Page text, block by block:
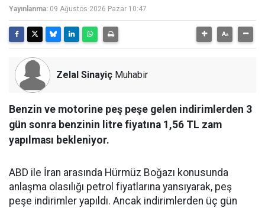
Yayınlanma: 09 Ağustos 2026 Pazar 10:47
Zelal Sinayiç Muhabir
Benzin ve motorine peş peşe gelen indirimlerden 3
gün sonra benzinin litre fiyatına 1,56 TL zam
yapılması bekleniyor.
ABD ile İran arasında Hürmüz Boğazı konusunda
anlaşma olasılığı petrol fiyatlarına yansıyarak, peş
peşe indirimler yapıldı. Ancak indirimlerden üç gün